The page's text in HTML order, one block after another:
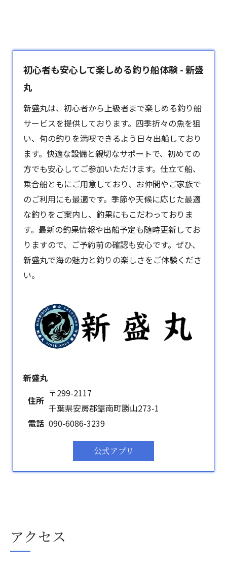
初心者も安心して楽しめる釣り船体験 - 新盛
丸
新盛丸は、初心者から上級者まで楽しめる釣り船
サービスを提供しております。四季折々の魚を狙
い、旬の釣りを満喫できるよう日々出船しており
ます。快適な設備と親切なサポートで、初めての
方でも安心してご参加いただけます。仕立て船、
乗合船ともにご用意しており、お仲間やご家族で
のご利用にも最適です。季節や天候に応じた最適
な釣りをご案内し、釣果にもこだわっておりま
す。最新の釣果情報や出船予定も随時更新してお
りますので、ご予約前の確認も安心です。ぜひ、
新盛丸で海の魅力と釣りの楽しさをご体験くださ
い。
新盛丸
住所
〒299-2117
千葉県安房郡鋸南町勝山273-1
電話 090-6086-3239
公式アプリ
アクセス